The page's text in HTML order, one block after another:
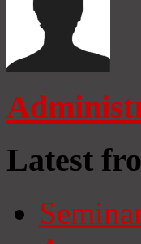
Latest